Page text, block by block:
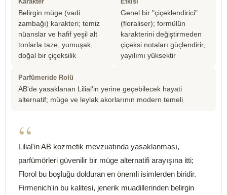
Belirgin müge (vadi
zambağı) karakteri; temiz
nüanslar ve hafif yeşil alt
tonlarla taze, yumuşak,
doğal bir çiçeksilik
Genel bir "çiçeklendirici"
(floraliser); formülün
karakterini değiştirmeden
çiçeksi notaları güçlendirir,
yayılımı yüksektir
Parfümeride Rolü
AB'de yasaklanan Lilial'in yerine geçebilecek hayati
alternatif; müge ve leylak akorlarının modern temeli
“
Lilial'in AB kozmetik mevzuatında yasaklanması,
parfümörleri güvenilir bir müge alternatifi arayışına itti;
Florol bu boşluğu dolduran en önemli isimlerden biridir.
Firmenich'in bu kalitesi, jenerik muadillerinden belirgin